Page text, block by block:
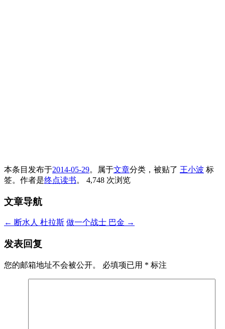
本条目发布于2014-05-29。属于文章分类，被贴了 王小波 标
签。 作者是终点读书。 4,748 次浏览
文章导航
← 断水人 杜拉斯 做一个战士 巴金 →
发表回复
您的邮箱地址不会被公开。 必填项已用 * 标注